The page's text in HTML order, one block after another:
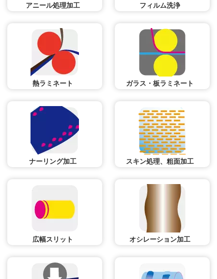
アニール処理加工 フィルム洗浄
熱ラミネート ガラス・板ラミネート
ナーリング加工 スキン処理、粗面加工
広幅スリット オシレーション加工